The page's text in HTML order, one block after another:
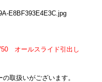
オールスライド引出し
取扱いがございます。